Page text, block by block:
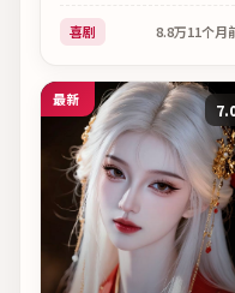
导，有村架纯、裴斗娜等
主演，2025年09月09日上
看。
喜剧 8.8万11个月
最新